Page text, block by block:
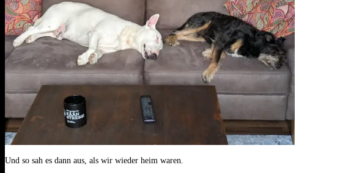
Und so sah es dann aus, als wir wieder heim waren.